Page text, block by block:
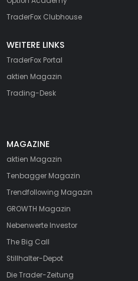
TraderFox Clubhouse
WEITERE LINKS
TraderFox Portal
aktien Magazin
Trading-Desk
MAGAZINE
aktien Magazin
Tenbagger Magazin
Trendfollowing Magazin
GROWTH Magazin
Nebenwerte Investor
The Big Call
Stillhalter-Depot
Die Trader-Zeitung